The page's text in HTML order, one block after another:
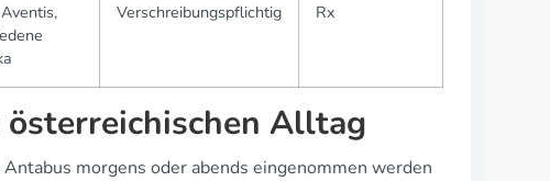
Verschreibungspflichtig Rx
Alltag
morgens oder abends eingenommen werden